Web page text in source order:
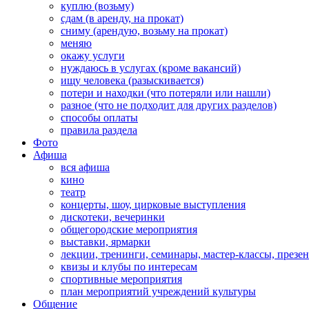
куплю (возьму)
сдам (в аренду, на прокат)
сниму (арендую, возьму на прокат)
меняю
окажу услуги
нуждаюсь в услугах (кроме вакансий)
ищу человека (разыскивается)
потери и находки (что потеряли или нашли)
разное (что не подходит для других разделов)
способы оплаты
правила раздела
Фото
Афиша
вся афиша
кино
театр
концерты, шоу, цирковые выступления
дискотеки, вечеринки
общегородские мероприятия
выставки, ярмарки
лекции, тренинги, семинары, мастер-классы,
квизы и клубы по интересам
спортивные мероприятия
план мероприятий учреждений культуры
Общение